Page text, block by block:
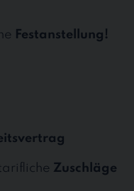
Festanstellung!
Zuschläge